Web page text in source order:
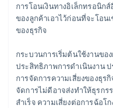
การโอนเงินทางอิเล็กทรอนิก
ของลูกค้าเอาไว้ก่อนที่จะโอ
ของธุรกิจ
กระบวนการเริ่มต้นใช้งานขอ
ประสิทธิภาพการดำเนินงาน
การจัดการความเสี่ยงของธุร
จัดการไม่ดีอาจส่งทำให้ธุรกร
สำเร็จ ความเสี่ยงต่อการฉ้อ